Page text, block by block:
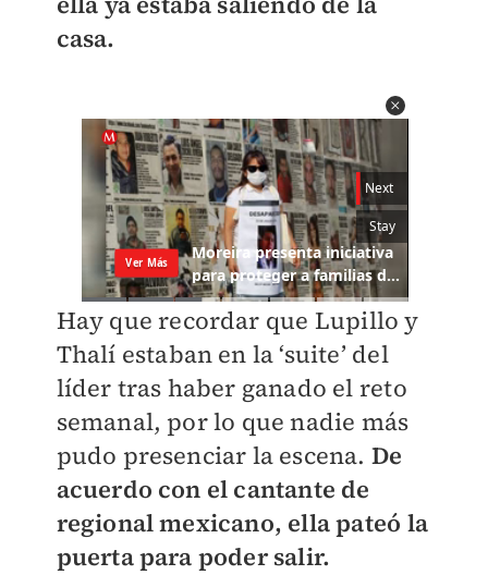
casa.
Hay que recordar que Lupillo y
Thalí estaban en la ‘suite’ del
líder tras haber ganado el reto
semanal, por lo que nadie más
pudo presenciar la escena. De
acuerdo con el cantante de
regional mexicano, ella pateó la
puerta para poder salir.